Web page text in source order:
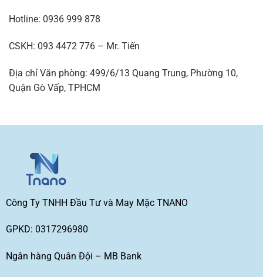
Hotline: 0936 999 878
CSKH: 093 4472 776 – Mr. Tiến
Địa chỉ Văn phòng: 499/6/13 Quang Trung, Phường 10,
Quận Gò Vấp, TPHCM
Công Ty TNHH Đầu Tư và May Mặc TNANO
GPKD: 0317296980
Ngân hàng Quân Đội – MB Bank